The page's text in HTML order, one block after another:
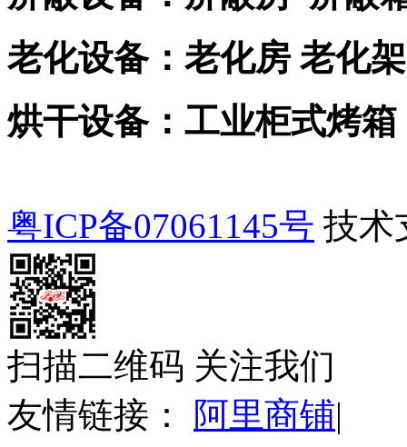
老化设备：老化房 老化架
烘干设备：工业柜式烤
粤ICP备07061145号 技术
扫描二维码 关注我们
友情链接： 阿里商铺|